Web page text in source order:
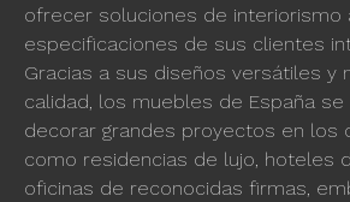
ofrecer soluciones de interiorismo
especificaciones de sus clientes
Gracias a sus diseños versátiles y
calidad, los muebles de España se
decorar grandes proyectos en los
como residencias de lujo, hoteles
oficinas de reconocidas firmas,